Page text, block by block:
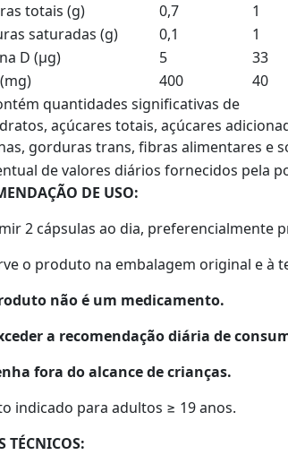
totais (g)
0,7
1
saturadas (g)
0,1
1
D (µg)
5
33
400
40
quantidades significativas de
açúcares totais, açúcares
gorduras trans, fibras alimentares e
de valores diários fornecidos pela
DE USO:
2 cápsulas ao dia,
o produto na embalagem original e à
não é um medicamento.
a recomendação diária de
fora do alcance de crianças.
indicado para adultos ≥ 19 anos.
TÉCNICOS: